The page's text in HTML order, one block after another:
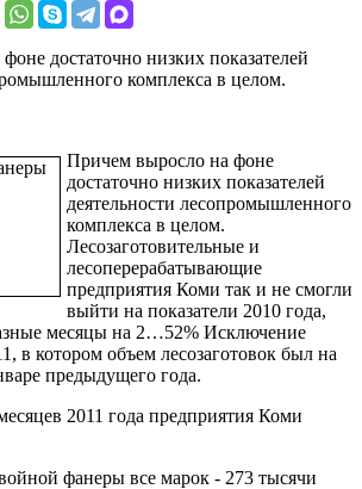
достаточно низких показателей
комплекса в целом.
Причем выросло на фоне
достаточно низких показателей
деятельности лесопромышленного
комплекса в целом.
Лесозаготовительные и
лесоперерабатывающие
предприятия Коми так и не смогли
выйти на показатели 2010 года,
месяцы на 2…52% Исключение
в котором объем лесозаготовок был на
предыдущего года.
2011 года предприятия Коми
фанеры все марок - 273 тысячи